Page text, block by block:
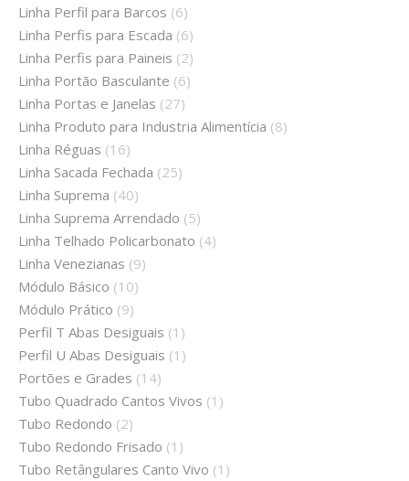
Linha Perfil para Barcos (6)
Linha Perfis para Escada (6)
Linha Perfis para Paineis (2)
Linha Portão Basculante (6)
Linha Portas e Janelas (27)
Linha Produto para Industria Alimentícia (8)
Linha Réguas (16)
Linha Sacada Fechada (25)
Linha Suprema (40)
Linha Suprema Arrendado (5)
Linha Telhado Policarbonato (4)
Linha Venezianas (9)
Módulo Básico (10)
Módulo Prático (9)
Perfil T Abas Desiguais (1)
Perfil U Abas Desiguais (1)
Portões e Grades (14)
Tubo Quadrado Cantos Vivos (1)
Tubo Redondo (2)
Tubo Redondo Frisado (1)
Tubo Retângulares Canto Vivo (1)